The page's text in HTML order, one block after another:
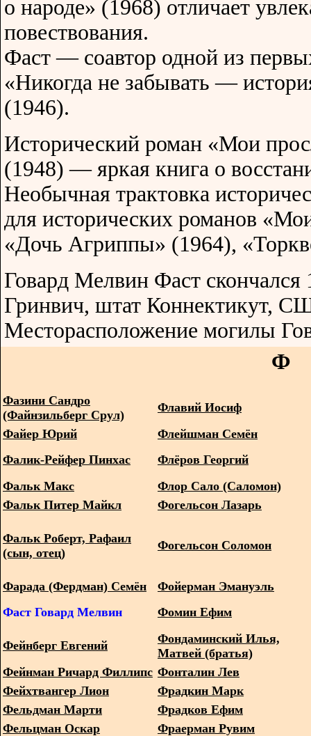
о народе» (1968) отличает
повествования.
Фаст — соавтор одной из
«Никогда не забывать —
(1946).
Исторический роман «Мои
(1948) — яркая книга о
Необычная трактовка
для исторических романов
«Дочь Агриппы» (1964),
Говард Мелвин Фаст
Гринвич, штат Коннектикут,
Месторасположение могилы
Ф
Фазини Сандро
(Файнзильберг Срул)
Флавий Иосиф
Файер Юрий
Флейшман Семён
Фалик-Рейфер Пинхас
Флёров Георгий
Фальк Макс
Флор Сало (Саломон)
Фальк Питер Майкл
Фогельсон Лазарь
Фальк Роберт, Рафаил
(сын, отец)
Фогельсон Соломон
Фарада (Фердман) Семён
Фойерман Эмануэль
Фаст Говард Мелвин
Фомин Ефим
Фейнберг Евгений
Фондаминский Илья,
Матвей (братья)
Фейнман Ричард Филлипс Фонталин Лев
Фейхтвангер Лион
Фрадкин Марк
Фельдман Марти
Фрадков Ефим
Фельцман Оскар
Фраерман Рувим